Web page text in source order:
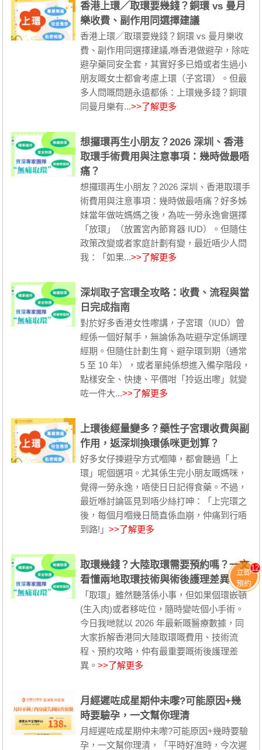
香港上環／取環要幾錢？銅環 vs 曼月
樂收費、副作用同選擇建議
香港上環／取環要幾錢？銅環 vs 曼月樂收
費、副作用同選擇建議,喺香港做避孕，除咗
避孕藥同安全套，其實好多已婚或者生過小
朋友嘅女士都會考慮上環（子宮環）。但最
多人問嘅問題永遠都係：上環幾多錢？銅環
同曼月樂有...>>了解更多
想攞環再生小朋友？2026 深圳、香港
取環手術費用與注意事項：幾時做最唔
痛？
想攞環再生小朋友？2026 深圳、香港取環手
術費用與注意事項：幾時做最唔痛？好多姊
妹當年做咗媽媽之後，為咗一勞永逸會選擇
「放環」（放置宮內節育器 IUD）。但隨住
政策改變或者家庭計劃有變，最近唔少人問
我：「如果...>>了解更多
深圳取子宮環全攻略：收費、流程與當
日完成指南
對於好多香港女性嚟講，子宮環（IUD）曾
經係一個好幫手，無論係為咗避孕定係調理
經期。但隨住計劃生育、避孕環到期（通常
5 至 10 年），或者單純係想進入備孕階段，
點樣安全、快捷、平價咁「拎返出嚟」就變
咗一件大...>>了解更多
上環後經量變多？藥性子宮環收費與副
作用，返深圳換環係咪更划算？
好多女仔揀避孕方式嗰陣，都會聽過「上
環」呢個選項。尤其係生完小朋友嘅媽咪，
覺得一勞永逸，唔使日日記得食藥。不過，
最近喺討論區見到唔少絲打呻：「上完環之
後，每個月嗰幾日簡直係血崩，仲痛到行唔
到路!」>>了解更多
取環幾錢？大陸取環需要預約嗎？一文
看懂兩地取環技術與術後護理差異
「取環」雖然聽落係小事，但如果個環嵌頓
(生入肉)或者移咗位，隨時變咗個小手術。
今日我哋就以 2026 年最新嘅醫療數據，同
大家拆解香港同大陸取環嘅費用、技術流
程、預約攻略，仲有最重要嘅術後護理差
異。>>了解更多
月經遲咗成星期仲未嚟?可能原因+幾
時要驗孕，一文幫你理清
月經遲咗成星期仲未嚟?可能原因+幾時要驗
孕，一文幫你理清，「平時好准時，今次遲
立即
預約
12